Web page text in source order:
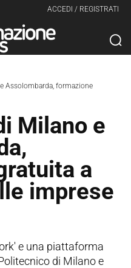
ACCEDI / REGISTRATI
Assolombarda, formazione
Milano e
a
imprese
e una piattaforma
di Milano e